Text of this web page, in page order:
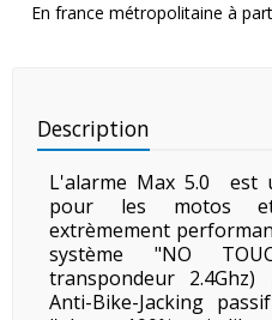
En france métropolitaine à
Description
L'alarme Max 5.0 est
pour les motos et
extrèmement
système "NO
transpondeur
Anti-Bike-Jacking